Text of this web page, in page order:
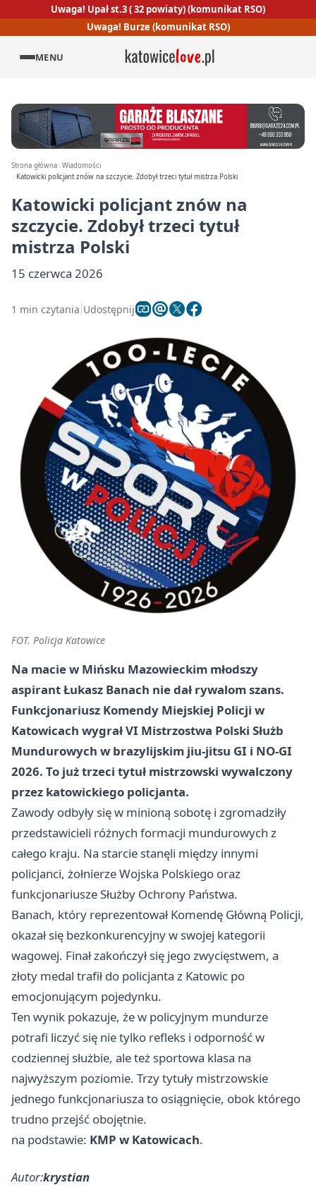
Uwaga! Upał st.3 ( 32 powiaty) (komunikat RSO)
Uwaga! Burze (komunikat RSO)
MENU
Strona główna Wiadomości
Katowicki policjant znów na szczycie. Zdobył trzeci tytuł mistrza Polski
Katowicki policjant znów na
szczycie. Zdobył trzeci tytuł
mistrza Polski
15 czerwca 2026
1 min czytania Udostępnij
FOT. Policja Katowice
Na macie w Mińsku Mazowieckim młodszy
aspirant Łukasz Banach nie dał rywalom szans.
Funkcjonariusz Komendy Miejskiej Policji w
Katowicach wygrał VI Mistrzostwa Polski Służb
Mundurowych w brazylijskim jiu-jitsu GI i NO-GI
2026. To jużtrzeci tytuł mistrzowski wywalczony
przez katowickiego policjanta.
Zawody odbyły się w minioną sobotę i zgromadziły
przedstawicieli różnych formacji mundurowych z
całego kraju. Na starcie stanęli między innymi
policjanci, żołnierze Wojska Polskiego oraz
funkcjonariusze Służby Ochrony Państwa.
Banach, który reprezentował Komendę Główną Policji,
okazał się bezkonkurencyjny w swojej kategorii
wagowej. Finał zakończył się jego zwycięstwem, a
złoty medal trafił do policjanta z Katowic po
emocjonującym pojedynku.
Ten wynik pokazuje, że w policyjnym mundurze
potrafi liczyć się nie tylko refleks i odporność w
codziennej służbie, ale też sportowa klasa na
najwyższym poziomie. Trzy tytuły mistrzowskie
jednego funkcjonariusza to osiągnięcie, obok którego
trudno przejść obojętnie.
na podstawie: KMP w Katowicach.
Autor:krystian